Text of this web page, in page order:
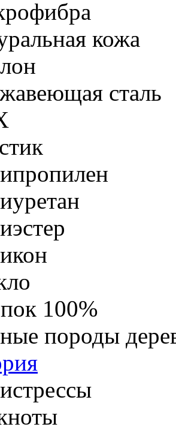
кожа
сталь
100%
породы